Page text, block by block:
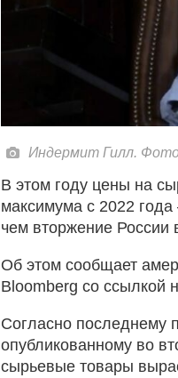
Индермит Гилл.
В этом году цены на
максимума с 2022
чем вторжение России
Об этом сообщает
Bloomberg со ссылкой
Согласно последнему
опубликованному во
сырьевые товары